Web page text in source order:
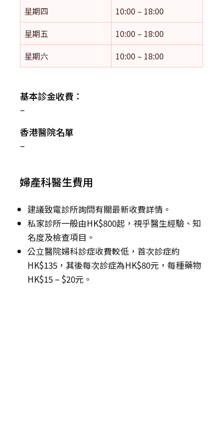
星期四
10:00 – 18:00
星期五
10:00 – 18:00
星期六
10:00 – 18:00
基本診金收費：
–
香港醫院名單
–
婦產科醫生費用
建議致電診所詢問有關最新收費詳情。
私家診所一般由HK$800起，視乎醫生經驗、知
名度及檢查項目。
公立醫院婦科診症收費較低，首次診症約
HK$135，其後每次診症為HK$80元，每種藥物
HK$15 – $20元。